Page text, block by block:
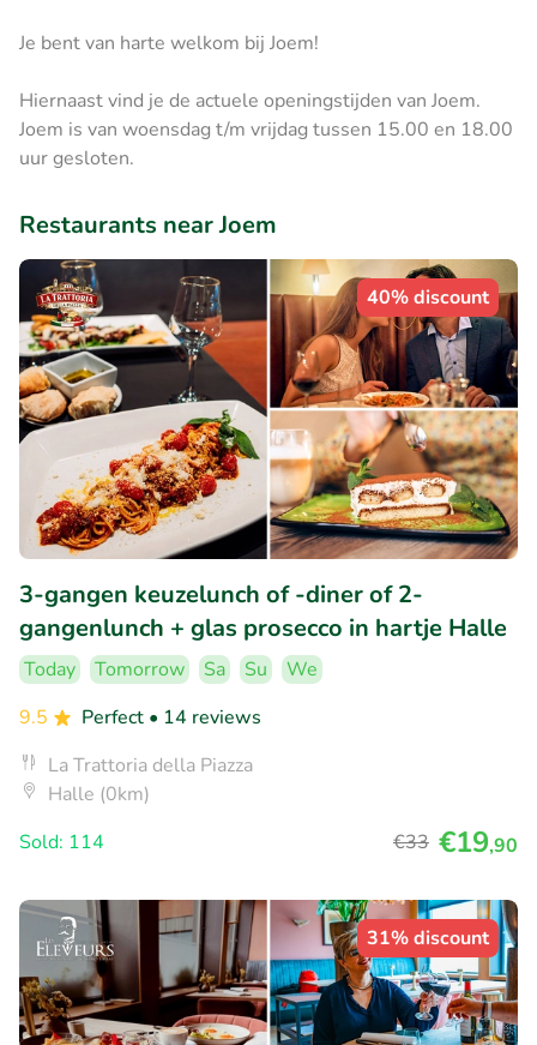
Je bent van harte welkom bij Joem!
Hiernaast vind je de actuele openingstijden van Joem.
Joem is van woensdag t/m vrijdag tussen 15.00 en 18.00
uur gesloten.
Restaurants near Joem
40% discount
3-gangen keuzelunch of -diner of 2-
gangenlunch + glas prosecco in hartje Halle
Today Tomorrow Sa Su
We
9.5
Perfect • 14 reviews
La Trattoria della Piazza
Halle (0km)
Sold: 114
€33 €19,90
31% discount